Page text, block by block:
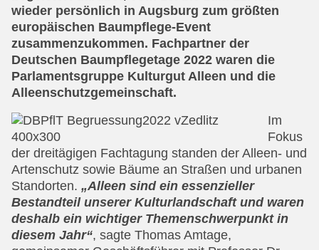
wieder persönlich in Augsburg zum größten
europäischen Baumpflege-Event
zusammenzukommen. Fachpartner der
Deutschen Baumpflegetage 2022 waren die
Parlamentsgruppe Kulturgut Alleen und die
Alleenschutzgemeinschaft.
Im
Fokus
der dreitägigen Fachtagung standen der Alleen- und
Artenschutz sowie Bäume an Straßen und urbanen
Standorten. „Alleen sind ein essenzieller
Bestandteil unserer Kulturlandschaft und waren
deshalb ein wichtiger Themenschwerpunkt in
diesem Jahr“, sagte Thomas Amtage,